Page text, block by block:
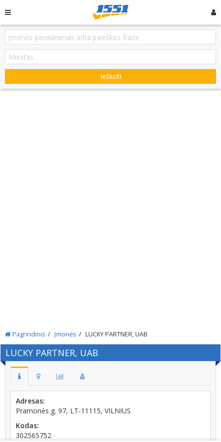
Ieškoti
Pagrindinis Įmonės LUCKY PARTNER, UAB
LUCKY PARTNER, UAB
Adresas:
Pramonės g. 97, LT-11115, VILNIUS
Kodas:
302565752